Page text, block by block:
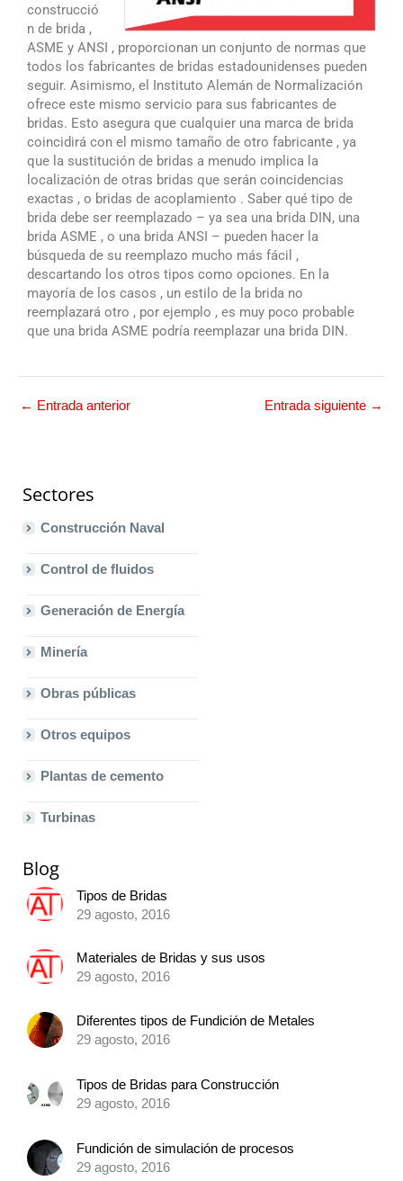
construcció
n de brida ,
ASME y ANSI , proporcionan un conjunto de normas que
todos los fabricantes de bridas estadounidenses pueden
seguir. Asimismo, el Instituto Alemán de Normalización
ofrece este mismo servicio para sus fabricantes de
bridas. Esto asegura que cualquier una marca de brida
coincidirá con el mismo tamaño de otro fabricante , ya
que la sustitución de bridas a menudo implica la
localización de otras bridas que serán coincidencias
exactas , o bridas de acoplamiento . Saber qué tipo de
brida debe ser reemplazado – ya sea una brida DIN, una
brida ASME , o una brida ANSI – pueden hacer la
búsqueda de su reemplazo mucho más fácil ,
descartando los otros tipos como opciones. En la
mayoría de los casos , un estilo de la brida no
reemplazará otro , por ejemplo , es muy poco probable
que una brida ASME podría reemplazar una brida DIN.
← Entrada anterior Entrada siguiente →
Sectores
Construcción Naval
Control de fluidos
Generación de Energía
Minería
Obras públicas
Otros equipos
Plantas de cemento
Turbinas
Blog
Tipos de Bridas
29 agosto, 2016
Materiales de Bridas y sus usos
29 agosto, 2016
Diferentes tipos de Fundición de Metales
29 agosto, 2016
Tipos de Bridas para Construcción
29 agosto, 2016
Fundición de simulación de procesos
29 agosto, 2016